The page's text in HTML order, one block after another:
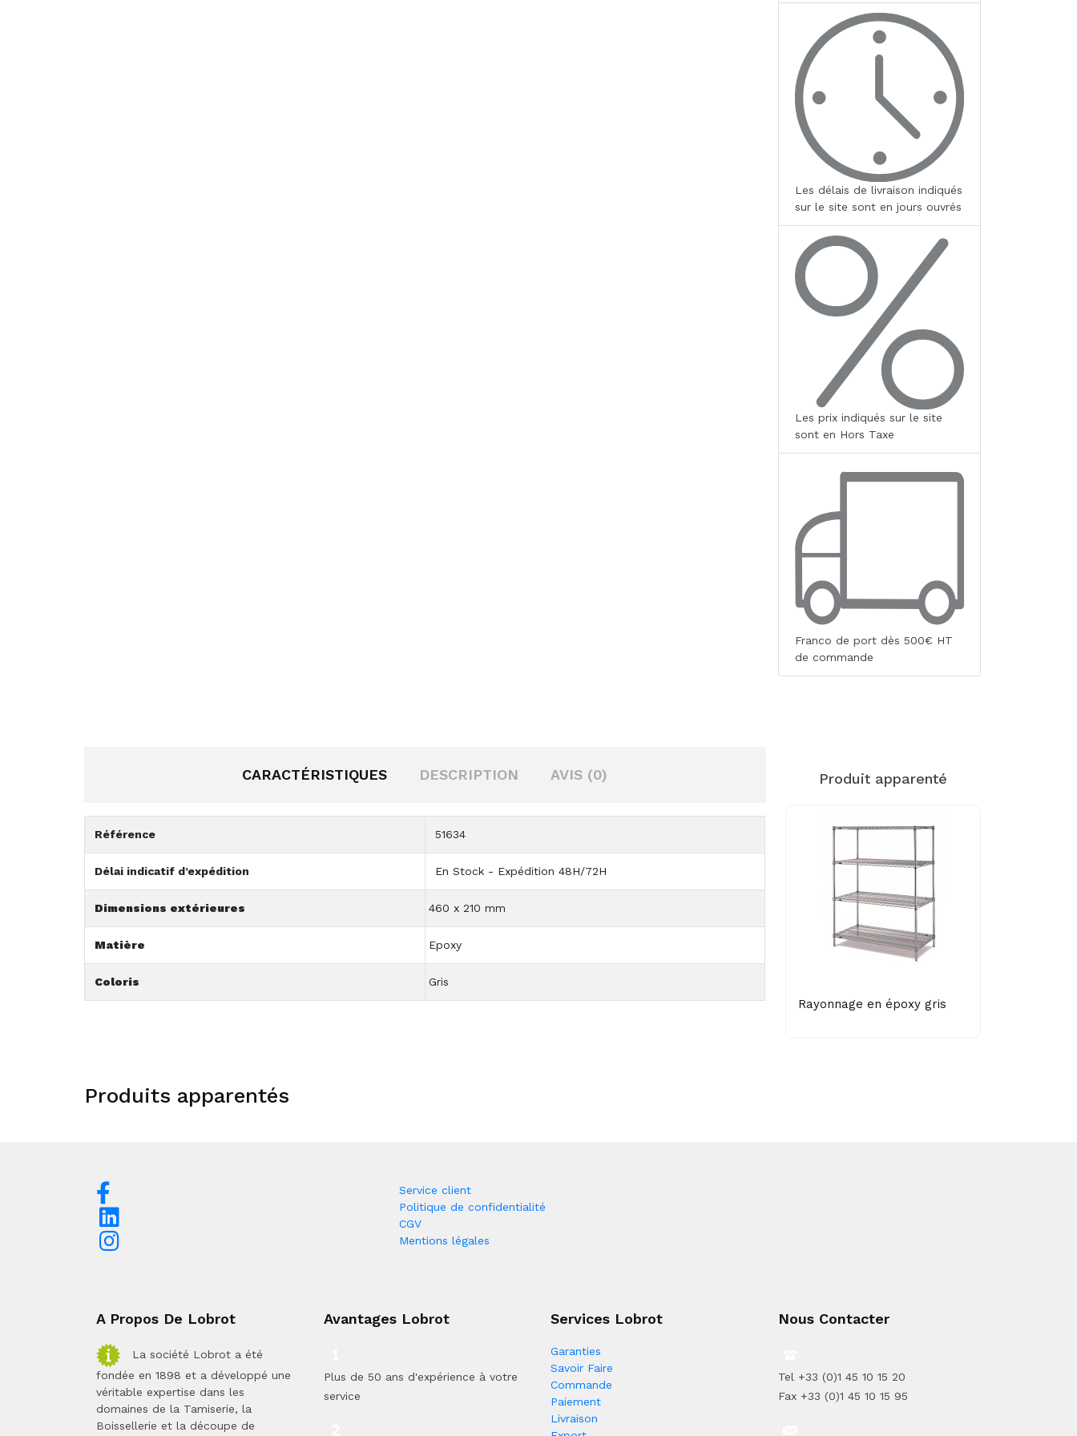
Les délais de livraison indiqués
sur le site sont en jours ouvrés
Les prix indiqués sur le site
sont en Hors Taxe
Franco de port dès 500€ HT
de commande
CARACTÉRISTIQUES DESCRIPTION AVIS (0)
Référence 51634
Délai indicatif d’expédition En Stock - Expédition 48H/72H
Dimensions extérieures 460 x 210 mm
Matière Epoxy
Coloris Gris
Produit apparenté
Rayonnage en époxy gris
Produits apparentés
Service client
Politique de confidentialité
CGV
Mentions légales
A Propos De Lobrot
La société Lobrot a été
fondée en 1898 et a développé une
véritable expertise dans les
domaines de la Tamiserie, la
Boissellerie et la découpe de
Avantages Lobrot
Plus de 50 ans d'expérience à votre
service
Services Lobrot
Garanties
Savoir Faire
Commande
Paiement
Livraison
Nous Contacter
Tel +33 (0)1 45 10 15 20
Fax +33 (0)1 45 10 15 95